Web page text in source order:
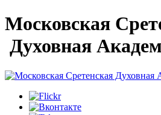
Московская
Духовная